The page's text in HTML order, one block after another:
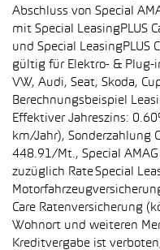
Abschluss von Special
mit Special LeasingPLUS
und Special LeasingPLUS
gültig für Elektro- & Plug-
VW, Audi, Seat, Skoda,
Berechnungsbeispiel
Effektiver Jahreszins:
km/Jahr), Sonderzahlung
448.91/Mt., Special
zuzüglich Rate Special
Care Ratenversicherung
Wohnort und weiteren
Kreditvergabe ist